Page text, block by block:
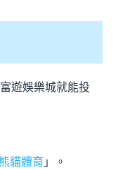
遊娛樂城就能投
熊貓體育 」。